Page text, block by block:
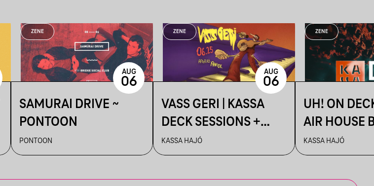
ZENE
SAMURAI DRIVE ~
PONTOON
PONTOON
AUG
06
ZENE
VASS GERI | KASSA
DECK SESSIONS +
AFTER: AHAOK.
KASSA HAJÓ
AUG
06
ZENE
UH! ON
AIR HOUSE
SESSIONS
KASSA HAJÓ